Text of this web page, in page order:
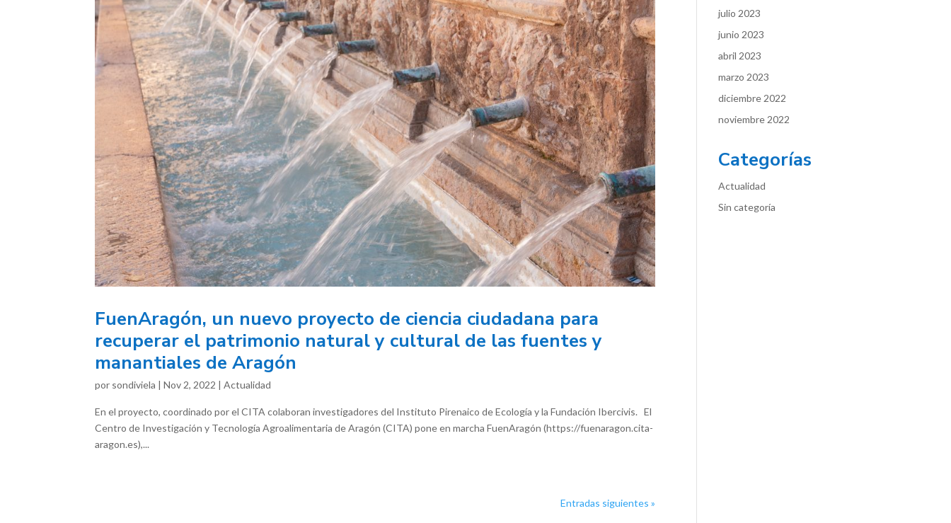
FuenAragón, un nuevo proyecto de ciencia ciudadana para
recuperar el patrimonio natural y cultural de las fuentes y
manantiales de Aragón
por sondiviela |Nov 2, 2022 |Actualidad
En el proyecto, coordinado por el CITA colaboran investigadores del Instituto Pirenaico de Ecología y la Fundación Ibercivis. El
Centro de Investigación y Tecnología Agroalimentaria de Aragón (CITA) pone en marcha FuenAragón (https://fuenaragon.cita-
aragon.es),...
Entradas siguientes »
julio 2023
junio 2023
abril 2023
marzo 2023
diciembre 2022
noviembre 2022
Categorías
Actualidad
Sin categoría